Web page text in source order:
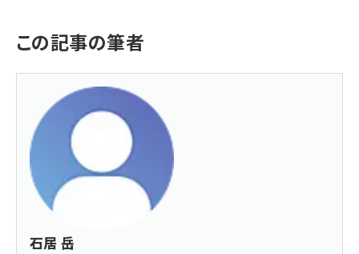
この記事の筆者
石居 岳